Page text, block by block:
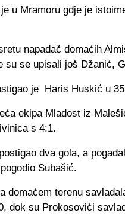
u Mramoru gdje je
napadač domaćih
su se upisali još Džanić,
je Haris Huskić u
ekipa Mladost iz
s 4:1.
dva gola, a
Subašić.
domaćem terenu
dok su Prokosovići